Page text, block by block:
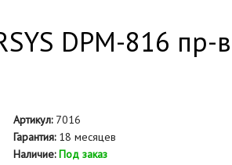
DPM-816 пр-
Артикул:7016
Гарантия:18 месяцев
Наличие: Под заказ